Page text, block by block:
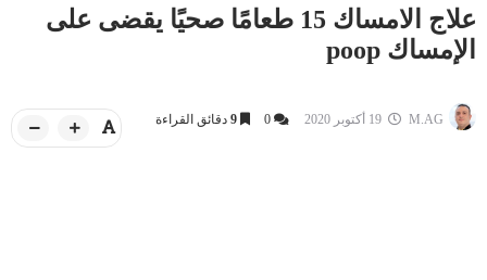
علاج الامساك 15 طعامًا صحيًا يقضى على
الإمساك poop
M.AG
0
9 دقائق القراءة